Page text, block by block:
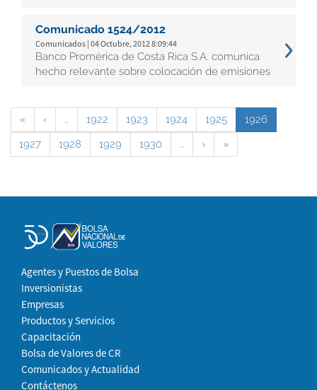
Comunicado 1524/2012
Comunicados | 04 Octubre, 2012 8:09:44
Banco Promérica de Costa Rica S.A. comunica
hecho relevante sobre colocación de emisiones
« ‹ … 1922 1923 1924 1925
1926
1927
1928 1929 1930 … › »
Agentes y Puestos de Bolsa
Inversionistas
Empresas
Productos y Servicios
Capacitación
Bolsa de Valores de CR
Comunicados y Actualidad
Contáctenos